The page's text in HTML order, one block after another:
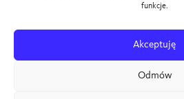
funkcje.
Akceptuję
Odmów
ROMAN KACZMARCZYK,